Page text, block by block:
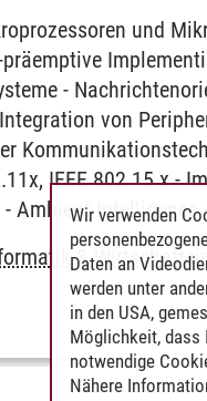
und
-
von
IEEE 802.15.x -
Ambient Intelligence
&
Wir verwenden
Daten an
werden unter
in den USA,
Möglichkeit, dass
notwendige
Nähere